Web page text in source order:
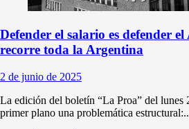
Defender el salario es defender
recorre toda la Argentina
2 de junio de 2025
La edición del boletín “La Proa” del lunes
primer plano una problemática